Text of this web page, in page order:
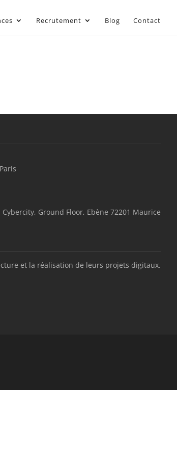
Recrutement Blog Contact
Ground Floor, Ebène 72201 Maurice
et la réalisation de leurs projets digitaux.